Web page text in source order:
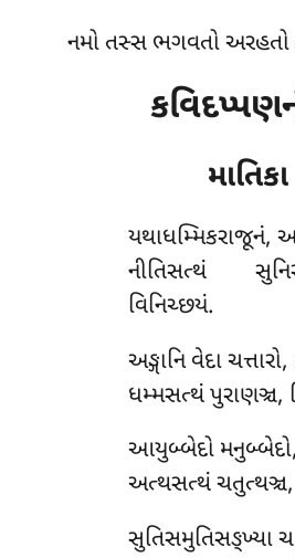
નમો તસ્સ ભગવતો અરહતો
માતિકા
યથાધમ્મિકરાજૂનં,
નીતિસત્થં
વિનિચ્છયં.
અઙ્ગાનિ વેદા
ધમ્મસત્થં પુરાણઞ્ચ,
આયુબ્બેદો
અત્થસત્થં ચતુત્થઞ્ચ,
સુતિસમુતિસઙ્ખ્યા